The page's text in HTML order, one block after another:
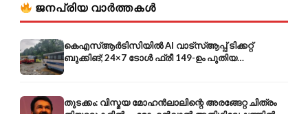
ജനപ്രിയ വാർത്തകൾ
കെഎസ്ആർടിസിയിൽ AI വാട്സ്ആപ്പ് ടിക്കറ്റ്
ബുക്കിങ്; 24×7 ടോൾ ഫ്രീ 149-ഉം പുതിയ
കൊറിയറും
തുടക്കം: വിസ്മയ മോഹൻലാലിന്റെ അരങ്ങേറ്റ ചിത്രം